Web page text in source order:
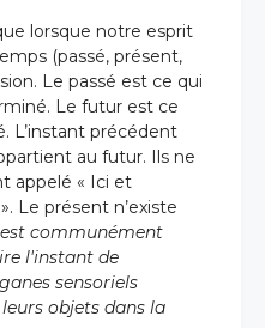
lorsque notre esprit
(passé, présent,
Le passé est ce qui
Le futur est ce
L’instant précédent
au futur. Ils ne
appelé « Ici et
Le présent n’existe
communément
l'instant de
sensoriels
objets dans la